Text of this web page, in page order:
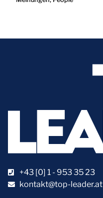
+43 [0] 1 - 953 35 23
kontakt@top-leader.at